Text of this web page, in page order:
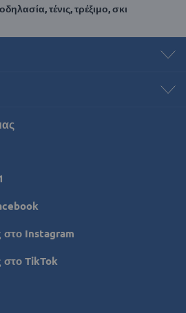
τένις, τρέξιμο, σκι
στο Instagram
στο TikTok